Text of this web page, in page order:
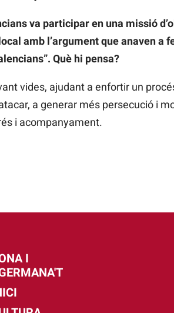
va participar en una missió
amb l’argument que anaven a
Què hi pensa?
vides, ajudant a enfortir un
a generar més persecució i
i acompanyament.
I